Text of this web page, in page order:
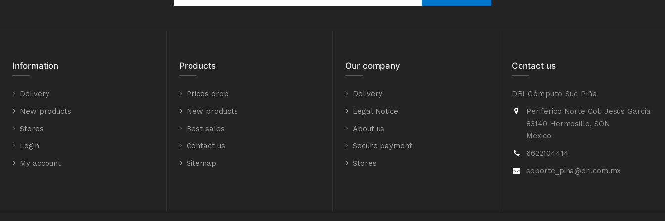
Information
Delivery
New products
Stores
Login
My account
Products
Prices drop
New products
Best sales
Contact us
Sitemap
Our company
Delivery
Legal Notice
About us
Secure payment
Stores
Contact us
DRI Cómputo Suc Piña
Periférico Norte Col. Jesús Garcia
83140 Hermosillo, SON
México
6622104414
soporte_pina@dri.com.mx